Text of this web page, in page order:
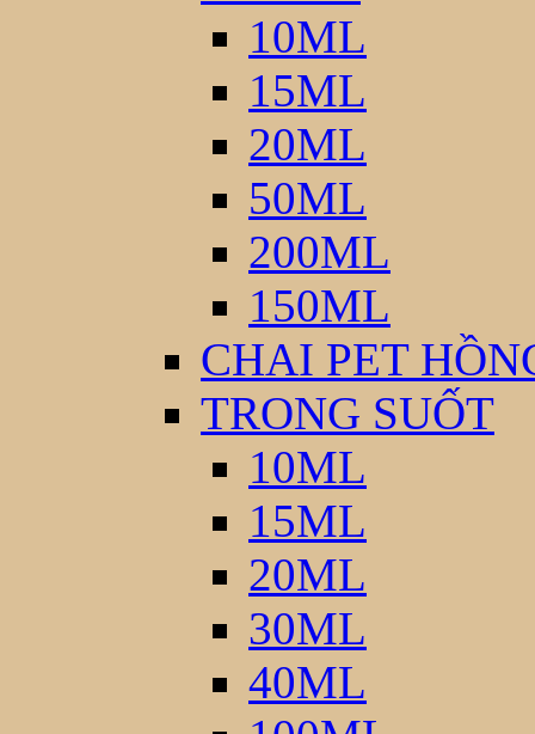
10ML
15ML
20ML
50ML
200ML
150ML
CHAI PET
TRONG SUỐT
10ML
15ML
20ML
30ML
40ML